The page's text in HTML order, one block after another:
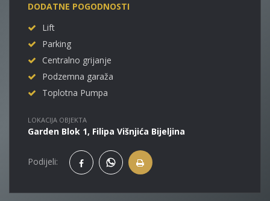
DODATNE POGODNOSTI
Lift
Parking
Centralno grijanje
Podzemna garaža
Toplotna Pumpa
LOKACIJA OBJEKTA
Garden Blok 1, Filipa Višnjića Bijeljina
Podijeli: